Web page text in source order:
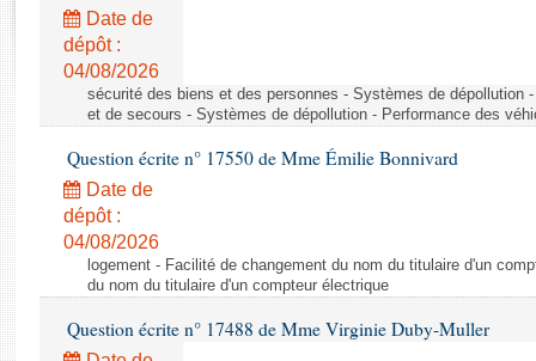
Rapports législatifs
Rapports sur l'application des lois
Baromètre de l’application des lois
Dossiers législatifs
Budget et sécurité sociale
Questions écrites et orales
Comptes rendus des débats
Date de
dépôt :
04/08/2026
sécurité des biens et des personnes - Systèmes de dépollution
et de secours - Systèmes de dépollution - Performance des
Question écrite n° 17550 de Mme Émilie Bonnivard
Date de
dépôt :
04/08/2026
logement - Facilité de changement du nom du titulaire d'un
du nom du titulaire d'un compteur électrique
Question écrite n° 17488 de Mme Virginie Duby-Muller